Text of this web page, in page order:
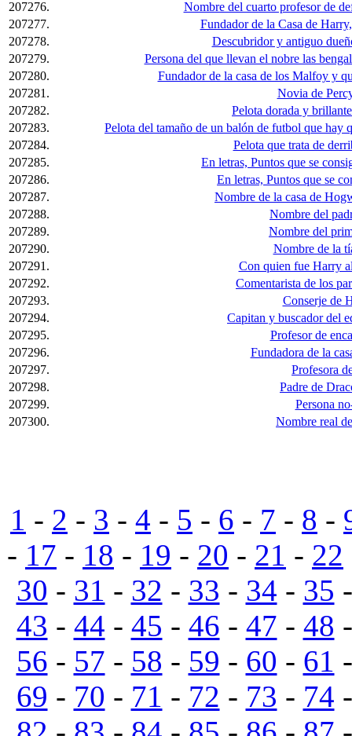
207276.
Nombre del cuarto profesor de
207277.
Fundador de la Casa de
207278.
Descubridor y antiguo
207279.
Persona del que llevan el nobre las
207280.
Fundador de la casa de los Malfoy y
207281.
Novia de
207282.
Pelota dorada y
207283.
Pelota del tamaño de un balón de futbol que hay
207284.
Pelota que trata de
207285.
En letras, Puntos que se
207286.
En letras, Puntos que se
207287.
Nombre de la casa de
207288.
Nombre del
207289.
Nombre del
207290.
Nombre de la
207291.
Con quien fue Harry
207292.
Comentarista de los
207293.
Conserje de
207294.
Capitan y buscador del
207295.
Profesor de
207296.
Fundadora de la
207297.
Profesora
207298.
Padre de
207299.
Persona
207300.
Nombre real
1 - 2 - 3 - 4 - 5 - 6 - 7 - 8 -
- 17 - 18 - 19 - 20 - 21 - 22
30 - 31 - 32 - 33 - 34 - 35
43 - 44 - 45 - 46 - 47 - 48
56 - 57 - 58 - 59 - 60 - 61
69 - 70 - 71 - 72 - 73 - 74